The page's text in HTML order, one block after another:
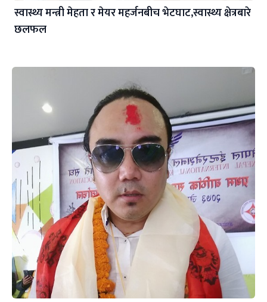
स्वास्थ्य मन्त्री मेहता र मेयर महर्जनबीच भेटघाट,स्वास्थ्य क्षेत्रबारे
छलफल